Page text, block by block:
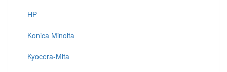
HP
Konica Minolta
Kyocera-Mita